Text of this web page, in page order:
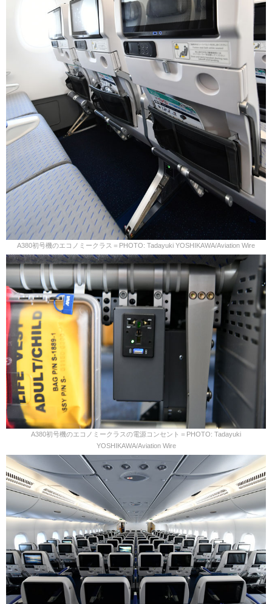
A380初号機のエコノミークラス＝PHOTO: Tadayuki YOSHIKAWA/Aviation Wire
A380初号機のエコノミークラスの電源コンセント＝PHOTO: Tadayuki
YOSHIKAWA/Aviation Wire